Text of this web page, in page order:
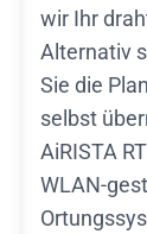
wir Ihr
Alternativ
Sie die
selbst
AiRISTA
WLAN-